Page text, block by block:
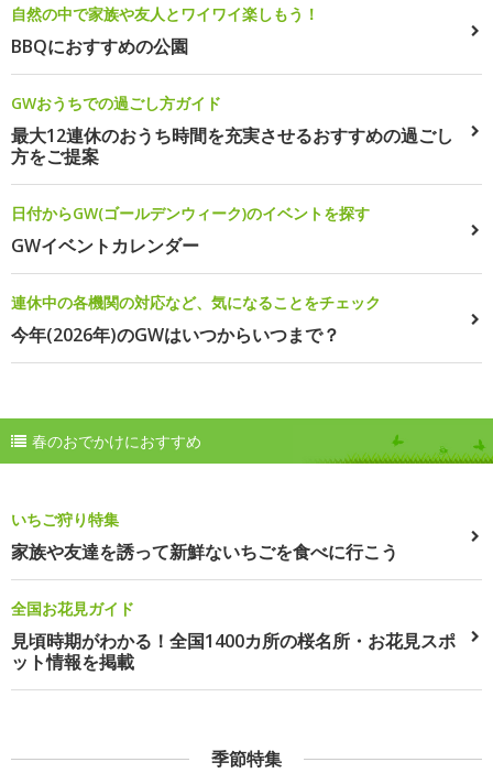
自然の中で家族や友人とワイワイ楽しもう！
BBQにおすすめの公園
GWおうちでの過ごし方ガイド
最大12連休のおうち時間を充実させるおすすめの過ごし
方をご提案
日付からGW(ゴールデンウィーク)のイベントを探す
GWイベントカレンダー
連休中の各機関の対応など、気になることをチェック
今年(2026年)のGWはいつからいつまで？
春のおでかけにおすすめ
いちご狩り特集
家族や友達を誘って新鮮ないちごを食べに行こう
全国お花見ガイド
見頃時期がわかる！全国1400カ所の桜名所・お花見スポ
ット情報を掲載
季節特集